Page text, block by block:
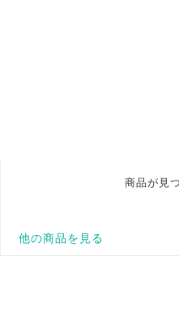
商品が見
他の商品を見る